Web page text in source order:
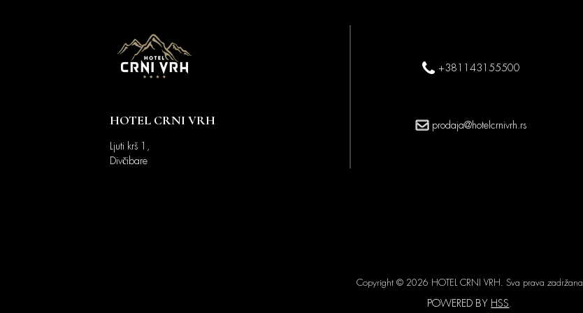
HOTEL CRNI VRH
Ljuti krš 1,
Divčibare
+381143155500
prodaja@hotelcrnivrh.rs
Copyright © 2026 HOTEL CRNI VRH. Sva prava zadržana
POWERED BY HSS.